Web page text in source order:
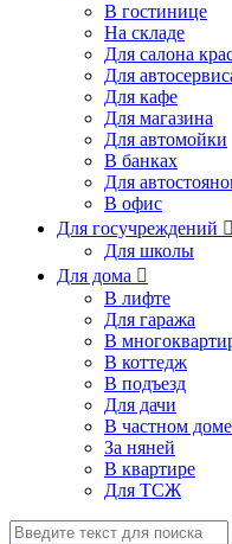
В гостинице
На складе
Для салона
Для
Для кафе
Для магазина
Для автомойки
В банках
Для
В офис
Для госучреждений 
Для школы
Для дома 
В лифте
Для гаража
В
В коттедж
В подъезд
Для дачи
В частном доме
За няней
В квартире
Для ТСЖ